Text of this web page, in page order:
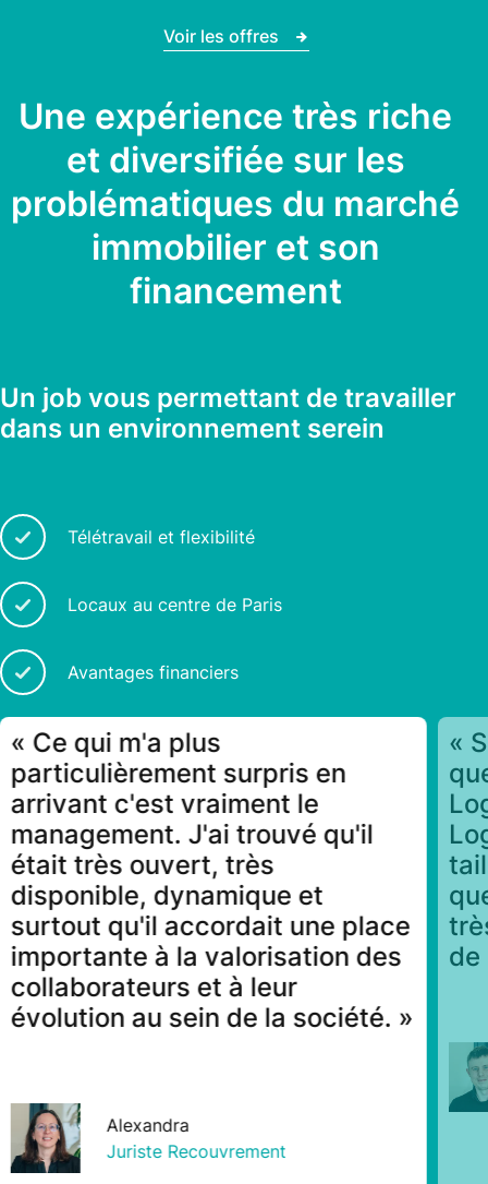
Voir les offres
Une expérience très riche
et diversifiée sur les
problématiques du marché
immobilier et son
financement
Un job vous permettant de travailler
dans un environnement serein
Télétravail et flexibilité
Locaux au centre de Paris
Avantages financiers
« Ce qui m'a plus
particulièrement surpris en
arrivant c'est vraiment le
management. J'ai trouvé qu'il
était très ouvert, très
disponible, dynamique et
surtout qu'il accordait une place
importante à la valorisation des
collaborateurs et à leur
évolution au sein de la société. »
Alexandra
Juriste Recouvrement
«
de